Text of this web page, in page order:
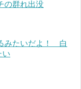
の群れ出没
みたいだよ！ 白
い